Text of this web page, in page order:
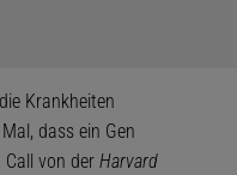
Krankheiten
dass ein Gen
von der Harvard